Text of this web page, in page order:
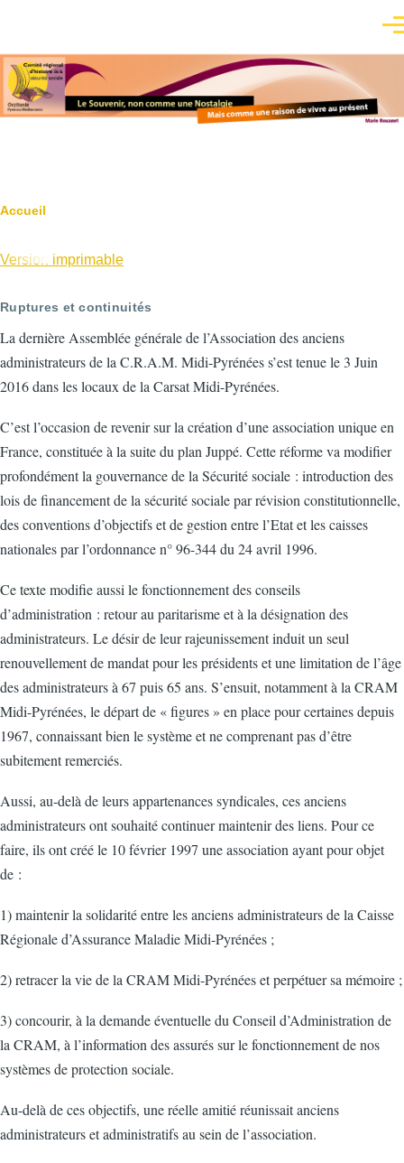
Fil
d'Ariane
Accueil
Version imprimable
Ruptures et continuités
La dernière Assemblée générale de l’Association des anciens
administrateurs de la C.R.A.M. Midi-Pyrénées s’est tenue le 3 Juin
2016 dans les locaux de la Carsat Midi-Pyrénées.
C’est l’occasion de revenir sur la création d’une association unique en
France, constituée à la suite du plan Juppé. Cette réforme va modifier
profondément la gouvernance de la Sécurité sociale : introduction des
lois de financement de la sécurité sociale par révision constitutionnelle,
des conventions d’objectifs et de gestion entre l’Etat et les caisses
nationales par l’ordonnance n° 96-344 du 24 avril 1996.
Ce texte modifie aussi le fonctionnement des conseils
d’administration : retour au paritarisme et à la désignation des
administrateurs. Le désir de leur rajeunissement induit un seul
renouvellement de mandat pour les présidents et une limitation de l’âge
des administrateurs à 67 puis 65 ans. S’ensuit, notamment à la CRAM
Midi-Pyrénées, le départ de « figures » en place pour certaines depuis
1967, connaissant bien le système et ne comprenant pas d’être
subitement remerciés.
Aussi, au-delà de leurs appartenances syndicales, ces anciens
administrateurs ont souhaité continuer maintenir des liens. Pour ce
faire, ils ont créé le 10 février 1997 une association ayant pour objet
de :
1) maintenir la solidarité entre les anciens administrateurs de la Caisse
Régionale d’Assurance Maladie Midi-Pyrénées ;
2) retracer la vie de la CRAM Midi-Pyrénées et perpétuer sa mémoire ;
3) concourir, à la demande éventuelle du Conseil d’Administration de
la CRAM, à l’information des assurés sur le fonctionnement de nos
systèmes de protection sociale.
Au-delà de ces objectifs, une réelle amitié réunissait anciens
administrateurs et administratifs au sein de l’association.